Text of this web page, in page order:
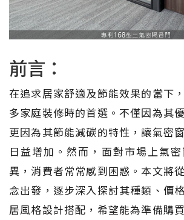
前言：
在追求居家舒適及節能效果的當下
多家庭裝修時的首選。不僅因為其
更因為其節能減碳的特性，讓氣密
日益增加。然而，面對市場上氣
異，消費者常常感到困惑。本文將
念出發，逐步深入探討其種類、價
居風格設計搭配，希望能為準備購